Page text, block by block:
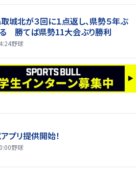
取城北が３回に１点返し、県勢５年ぶ
勝てば県勢11大会ぶり勝利
野球
プリ提供開始！
野球